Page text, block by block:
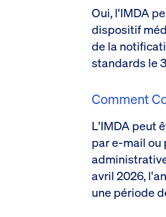
Oui, l'IMDA
dispositif
de la
standards le
Comment
L'IMDA peut
par e-mail ou
avril 2026,
une période